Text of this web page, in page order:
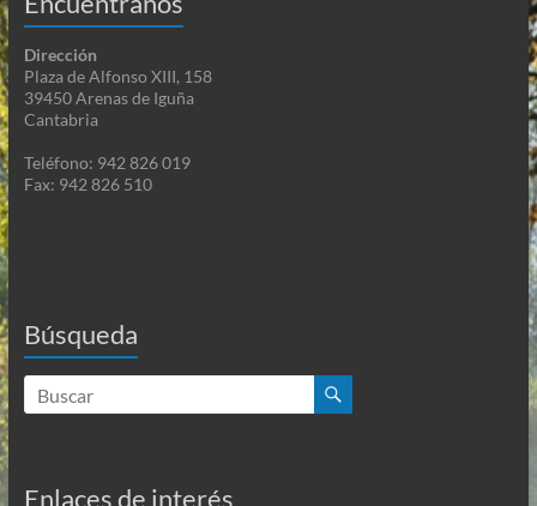
Dirección
Plaza de Alfonso XIII, 158
39450 Arenas de Iguña
Cantabria
Teléfono: 942 826 019
Fax: 942 826 510
Búsqueda
Enlaces de interés